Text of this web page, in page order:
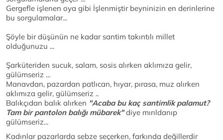
Gergefle işlenen oya gibi İşlenmiştir beyninizin en derinlerine
bu sorgulamalar...
Şöyle bir düşünün ne kadar santim takıntılı millet
olduğunuzu ...
Şarküteriden sucuk, salam, sosis alırken aklımıza gelir,
gülümseriz ...
Manavdan, pazardan patlıcan, hıyar, pırasa, muz alırken
aklımıza gelir, gülümseriz ..
Balıkçıdan balık alırken "Acaba bu kaç santimlik palamut?
Tam bir pantolon balığı mübarek"diye mırıldanıp
gülümseriz...
Kadınlar pazarlarda sebze seçerken, farkında değillerdir